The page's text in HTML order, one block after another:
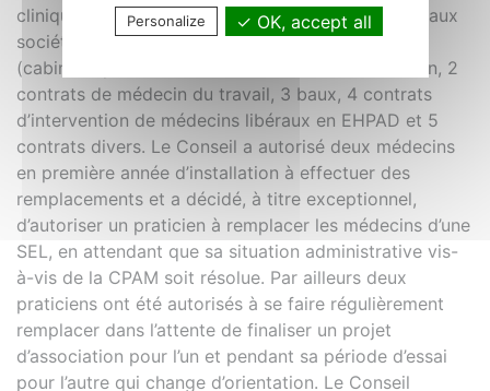
clinique, 9 contrats de travail, 14 contrats relatifs aux
sociétés (SEL, SCM…), 9 contrats de cession
(cabinets, parts sociétés…), 1 contrat d’association, 2
contrats de médecin du travail, 3 baux, 4 contrats
d’intervention de médecins libéraux en EHPAD et 5
contrats divers. Le Conseil a autorisé deux médecins
en première année d’installation à effectuer des
remplacements et a décidé, à titre exceptionnel,
d’autoriser un praticien à remplacer les médecins d’une
SEL, en attendant que sa situation administrative vis-
à-vis de la CPAM soit résolue. Par ailleurs deux
praticiens ont été autorisés à se faire régulièrement
remplacer dans l’attente de finaliser un projet
d’association pour l’un et pendant sa période d’essai
pour l’autre qui change d’orientation. Le Conseil
Personalize OK, accept all